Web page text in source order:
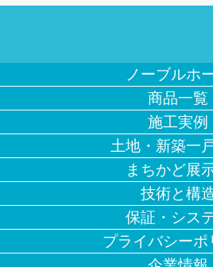
ノーブルホ
商品一覧
施工実例
土地・新築一
まちかど展
技術と構
保証・シス
プライバシーポ